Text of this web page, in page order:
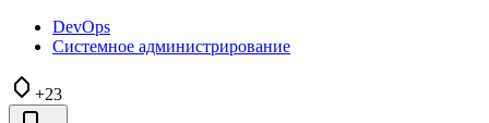
DevOps
Системное администрирование
+23